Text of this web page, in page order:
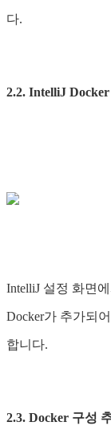
다.
2.2. IntelliJ
IntelliJ 설정 화면
Docker가 추가되
합니다.
2.3. Docker 구성